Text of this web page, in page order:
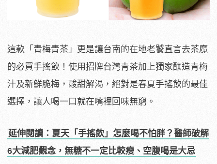
這款「青梅青茶」更是讓台南的在地老饕直言去茶魔
的必買手搖飲！使用招牌台灣青茶加上獨家釀造青梅
汁及新鮮脆梅，酸甜解渴，絕對是春夏手搖飲的最佳
選擇，讓人喝一口就在嘴裡回味無窮。
延伸閱讀：夏天「手搖飲」怎麼喝不怕胖？醫師破解
6大減肥觀念，無糖不一定比較瘦、空腹喝是大忌